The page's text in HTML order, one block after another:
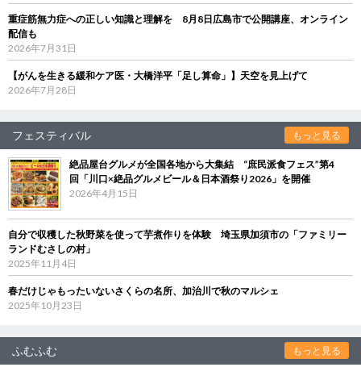
重症筋無力症への正しい知識と理解を 8月8日広島市で公開講座、オンライン
配信も
2026年7月31日
【がんを生きる緩和ケア医・大橋洋平「足し算命」】天空を見上げて
2026年7月28日
フェスティバル もっと見る
絶品屋台グルメが全国各地から大集結 “庶民派食フェス”第4
回「川口×絶品グルメビール＆日本酒祭り2026」を開催
2026年4月15日
自分で収穫した秋野菜を使って芋煮作りを体験 埼玉県加須市の「ファミリー
ランドむさしの村」
2025年11月4日
春だけじゃもったいないさくらの名所、加治川で秋のマルシェ
2025年10月23日
ふむふむ もっと見る